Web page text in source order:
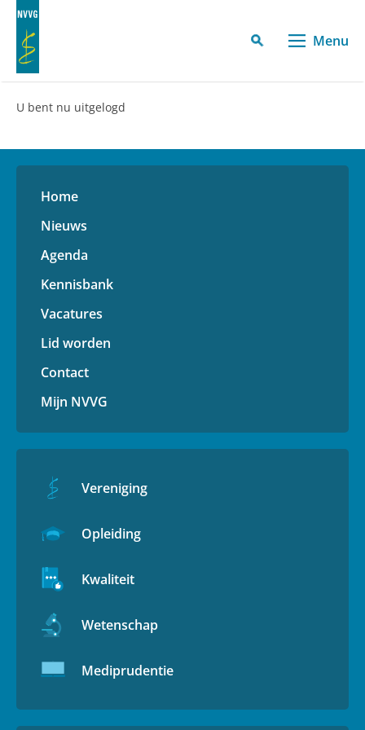
Menu
U bent nu uitgelogd
Home
Nieuws
Agenda
Kennisbank
Vacatures
Lid worden
Contact
Mijn NVVG
Vereniging
Opleiding
Kwaliteit
Wetenschap
Mediprudentie